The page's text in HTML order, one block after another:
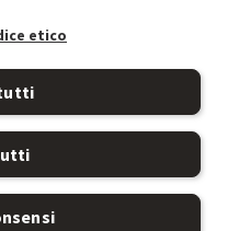
etico